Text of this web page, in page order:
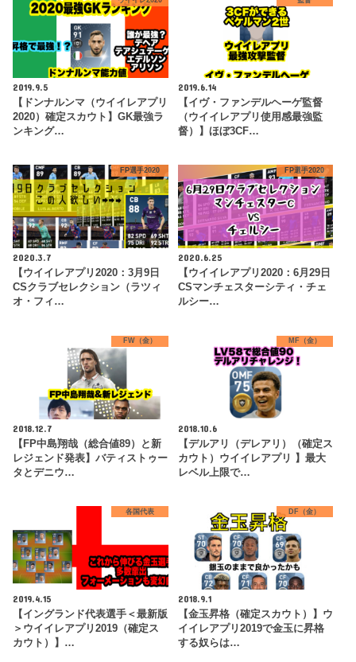
2019.9.5
【ドンナルンマ（ウイイレアプリ
2020）確定スカウト】GK最強ラ
ンキング…
2019.6.14
【イヴ・ファンデルヘーゲ監督
（ウイイレアプリ使用感最強監
督）】ほぼ3CF…
FP選手2020
2020.3.7
【ウイイレアプリ2020：3月9日
CSクラブセレクション（ラツィ
オ・フィ…
FP選手2020
2020.6.25
【ウイイレアプリ2020：6月29日
CSマンチェスターシティ・チェ
ルシー…
FW（金）
2018.12.7
【FP中島翔哉（総合値89）と新
レジェンド発表】バティストゥー
タとデニウ…
MF（金）
2018.10.6
【デルアリ（デレアリ）（確定ス
カウト）ウイイレアプリ 】最大
レベル上限で…
各国代表
2019.4.15
【イングランド代表選手＜最新版
＞ウイイレアプリ2019（確定ス
カウト）】…
DF（金）
2018.9.1
【金玉昇格（確定スカウト）】ウ
イイレアプリ2019で金玉に昇格
する奴らは…